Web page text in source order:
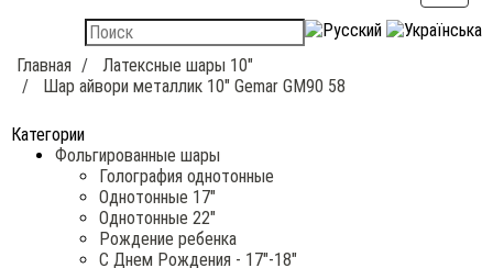
Главная
Латексные шары 10"
Шар айвори металлик 10" Gemar GM90 58
Категории
Фольгированные шары
Голография однотонные
Однотонные 17"
Однотонные 22"
Рождение ребенка
С Днем Рождения - 17"-18"